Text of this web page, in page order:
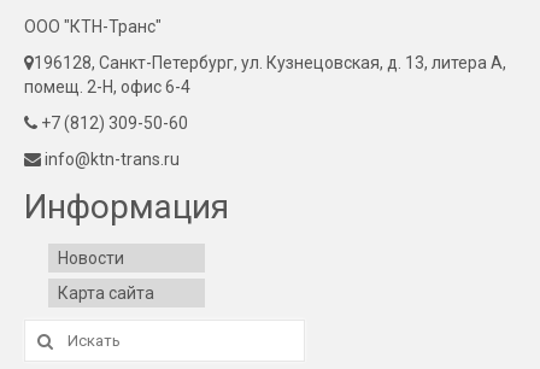
ООО "КТН-Транс"
196128, Санкт-Петербург, ул. Кузнецовская, д. 13, литера А,
помещ. 2-Н, офис 6-4
+7 (812) 309-50-60
info@ktn-trans.ru
Информация
Новости
Карта сайта
Искать: